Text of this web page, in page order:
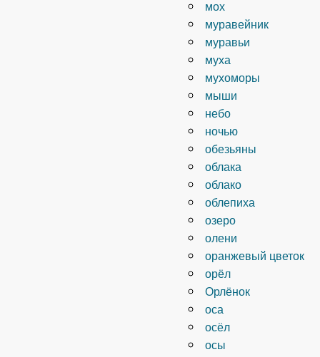
мох
муравейник
муравьи
муха
мухоморы
мыши
небо
ночью
обезьяны
облака
облако
облепиха
озеро
олени
оранжевый цветок
орёл
Орлёнок
оса
осёл
осы